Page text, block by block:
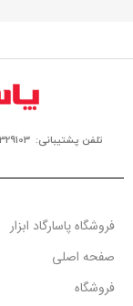
تلفن پشتیبانی: 2329103- 0900
فروشگاه پاسارگاد ابزار
صفحه اصلی
فروشگاه